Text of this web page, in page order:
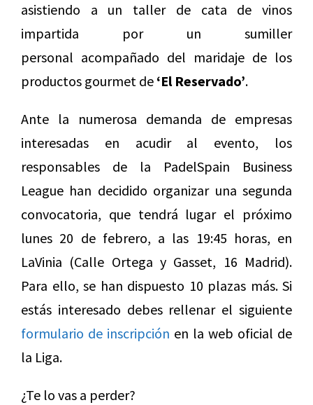
asistiendo a un taller de cata de vinos
impartida por un sumiller
personal acompañado del maridaje de los
productos gourmet de ‘El Reservado’.
Ante la numerosa demanda de empresas
interesadas en acudir al evento, los
responsables de la PadelSpain Business
League han decidido organizar una segunda
convocatoria, que tendrá lugar el próximo
lunes 20 de febrero, a las 19:45 horas, en
LaVinia (Calle Ortega y Gasset, 16 Madrid).
Para ello, se han dispuesto 10 plazas más. Si
estás interesado debes rellenar el siguiente
formulario de inscripción en la web oficial de
la Liga.
¿Te lo vas a perder?